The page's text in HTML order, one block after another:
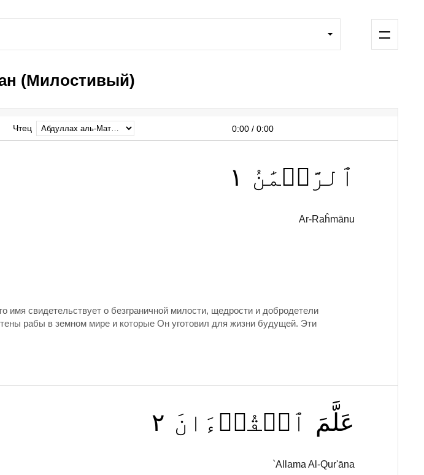
(Милостивый)
Чтец 0:00 / 0:00
ٱلرَّحۡمَٰنُ ١
Ar-Raĥmānu
свидетельствует о безграничной милости, щедрости и добродетели
рабы в земном мире и которые Он уготовил для жизни будущей. Эти
عَلَّمَ ٱلۡقُرۡءَانَ ٢
`Allama Al-Qur'āna